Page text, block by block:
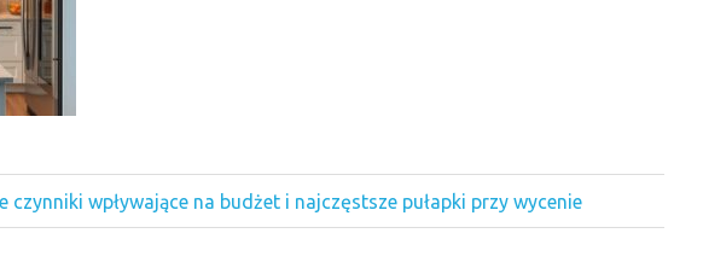
wpływające na budżet i najczęstsze pułapki przy wycenie